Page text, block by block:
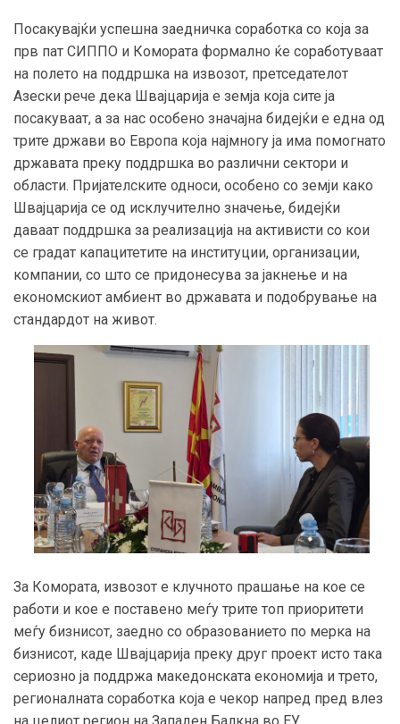
Посакувајќи успешна заедничка соработка со која за
прв пат СИППО и Комората формално ќе соработуваат
на полето на поддршка на извозот, претседателот
Азески рече дека Швајцарија е земја која сите ја
посакуваат, а за нас особено значајна бидејќи е една од
трите држави во Европа која најмногу ја има помогнато
државата преку поддршка во различни сектори и
области. Пријателските односи, особено со земји како
Швајцарија се од исклучително значење, бидејќи
даваат поддршка за реализација на активисти со кои
се градат капацитетите на институции, организации,
компании, со што се придонесува за јакнење и на
економскиот амбиент во државата и подобрување на
стандардот на живот.
За Комората, извозот е клучното прашање на кое се
работи и кое е поставено меѓу трите топ приоритети
меѓу бизнисот, заедно со образованието по мерка на
бизнисот, каде Швајцарија преку друг проект исто така
сериозно ја поддржа македонската економија и трето,
регионалната соработка која е чекор напред пред влез